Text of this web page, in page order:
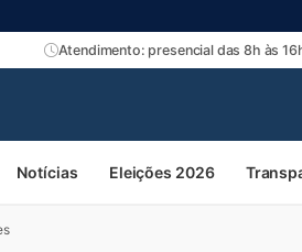
Atendimento: presencial das 8h às
Notícias Eleições 2026